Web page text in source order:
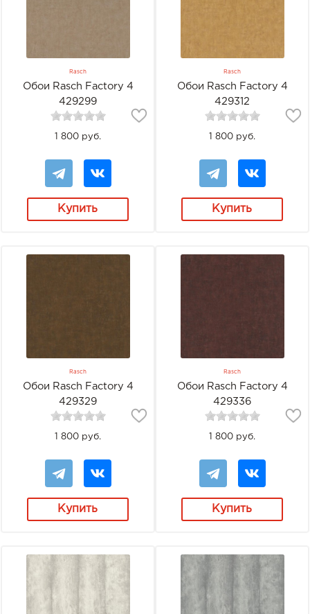
Rasch
Обои Rasch Factory 4
429299
1 800 руб.
Купить
Rasch
Обои Rasch Factory 4
429312
1 800 руб.
Купить
Rasch
Обои Rasch Factory 4
429329
1 800 руб.
Купить
Rasch
Обои Rasch Factory 4
429336
1 800 руб.
Купить